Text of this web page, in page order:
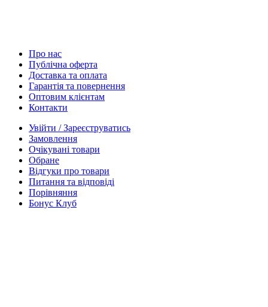
Про нас
Публічна оферта
Доставка та оплата
Гарантія та повернення
Оптовим клієнтам
Контакти
Увійти / Зареєструватись
Замовлення
Очікувані товари
Обране
Відгуки про товари
Питання та відповіді
Порівняння
Бонус Клуб